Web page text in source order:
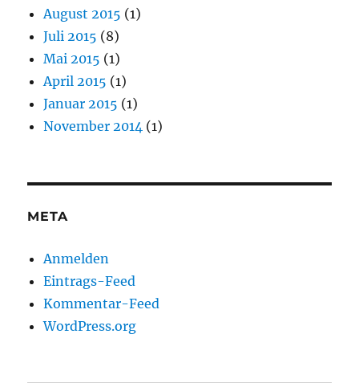
August 2015 (1)
Juli 2015 (8)
Mai 2015 (1)
April 2015 (1)
Januar 2015 (1)
November 2014 (1)
META
Anmelden
Eintrags-Feed
Kommentar-Feed
WordPress.org